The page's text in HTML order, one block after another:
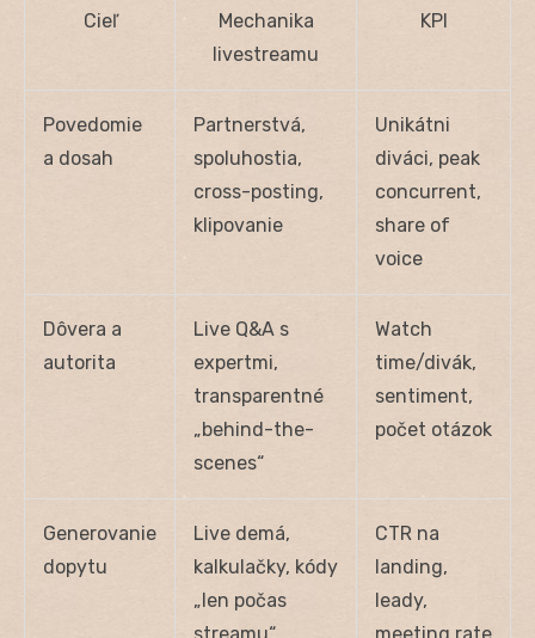
Cieľ
Mechanika
livestreamu
KPI
Povedomie
a dosah
Partnerstvá,
spoluhostia,
cross-posting,
klipovanie
Unikátni
diváci, peak
concurrent,
share of
voice
Dôvera a
autorita
Live Q&A s
expertmi,
transparentné
„behind-the-
scenes“
Watch
time/divák,
sentiment,
počet otázok
Generovanie
dopytu
Live demá,
kalkulačky, kódy
„len počas
CTR na
landing,
leady,